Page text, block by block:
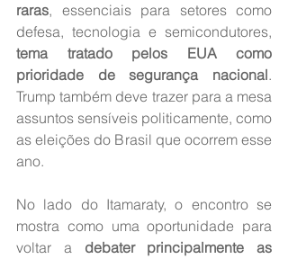
raras, essenciais para setores como
tema tratado pelos EUA como
prioridade de segurança nacional.
Trump também deve trazer para a mesa
assuntos sensíveis politicamente, como
as eleições do Brasil que ocorrem esse
ano.
No lado do Itamaraty, o encontro se
mostra como uma oportunidade para
voltar a debater principalmente as